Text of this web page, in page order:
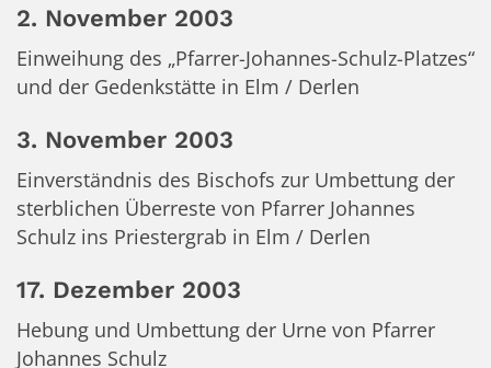
2. November 2003
Einweihung des „Pfarrer-Johannes-Schulz-Platzes“
und der Gedenkstätte in Elm / Derlen
3. November 2003
Einverständnis des Bischofs zur Umbettung der
sterblichen Überreste von Pfarrer Johannes
Schulz ins Priestergrab in Elm / Derlen
17. Dezember 2003
Hebung und Umbettung der Urne von Pfarrer
Johannes Schulz